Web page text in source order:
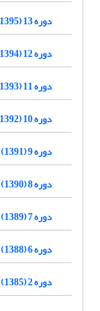
دوره 13 (1395)
دوره 12 (1394)
دوره 11 (1393)
دوره 10 (1392)
دوره 9 (1391)
دوره 8 (1390)
دوره 7 (1389)
دوره 6 (1388)
دوره 2 (1385)